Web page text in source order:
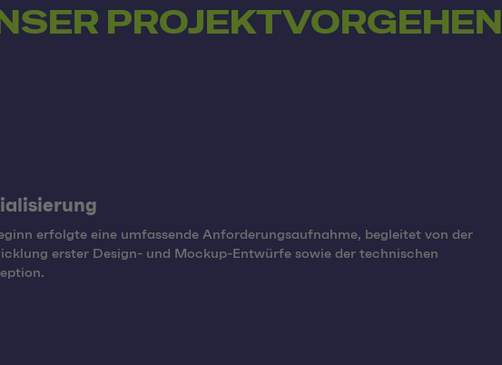
PROJEKTVORGEHEN
erfolgte eine umfassende Anforderungsaufnahme, begleitet von der
erster Design- und Mockup-Entwürfe sowie der technischen